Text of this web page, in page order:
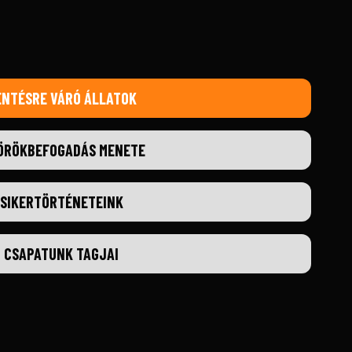
VÁRÓ ÁLLATOK
MENETE
SIKERTÖRTÉNETEINK
CSAPATUNK TAGJAI